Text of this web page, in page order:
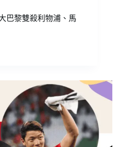
巴黎雙殺利物浦、馬